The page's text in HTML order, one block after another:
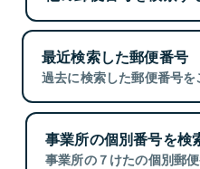
最近検索した郵便番号
過去に検索した郵便番号を
事業所の個別番号を検
事業所の７けたの個別郵